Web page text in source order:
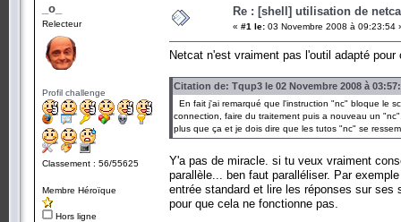
_o_
Relecteur
Profil challenge
Classement : 56/55625
Membre Héroïque
Hors ligne
Re : [shell] utilisation de
« #1 le: 03 Novembre 2008 à 09:23:54
Netcat n'est vraiment pas l'outil adapté
Citation de: Tqup3 le 02 Novembre 2008 à
En fait j'ai remarqué que l'instruction "nc" bloque le
connection, faire du traitement puis a nouveau un
plus que ça et je dois dire que les tutos "nc" se
Y'a pas de miracle. si tu veux vraiment
parallèle... ben faut paralléliser. Par
entrée standard et lire les réponses sur
pour que cela ne fonctionne pas.